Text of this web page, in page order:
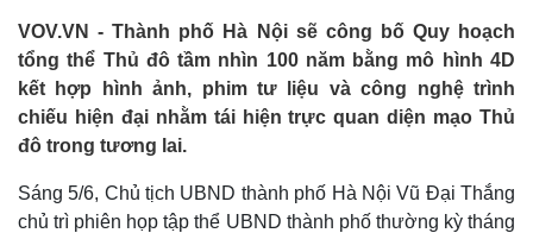
VOV.VN - Thành phố Hà Nội sẽ công bố Quy hoạch
tổng thể Thủ đô tầm nhìn 100 năm bằng mô hình 4D
kết hợp hình ảnh, phim tư liệu và công nghệ trình
chiếu hiện đại nhằm tái hiện trực quan diện mạo Thủ
đô trong tương lai.
Sáng 5/6, Chủ tịch UBND thành phố Hà Nội Vũ Đại Thắng
chủ trì phiên họp tập thể UBND thành phố thường kỳ tháng